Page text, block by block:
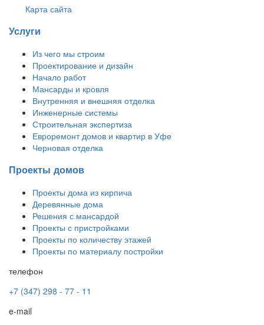
Карта сайта
Услуги
Из чего мы строим
Проектирование и дизайн
Начало работ
Мансарды и кровля
Внутренняя и внешняя отделка
Инженерные системы
Строительная экспертиза
Евроремонт домов и квартир в Уфе
Черновая отделка
Проекты домов
Проекты дома из кирпича
Деревянные дома
Решения с мансардой
Проекты с пристройками
Проекты по количеству этажей
Проекты по материалу постройки
телефон
+7 (347) 298 - 77 - 11
e-mail